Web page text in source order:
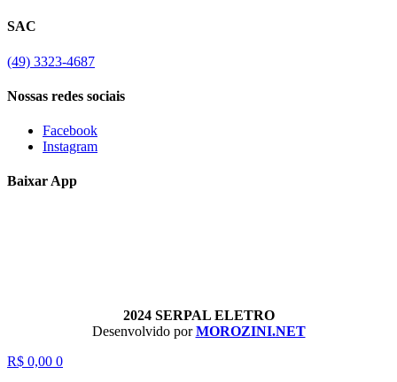
SAC
(49) 3323-4687
Nossas redes sociais
Facebook
Instagram
Baixar App
2024 SERPAL ELETRO
Desenvolvido porMOROZINI.NET
R$ 0,00 0